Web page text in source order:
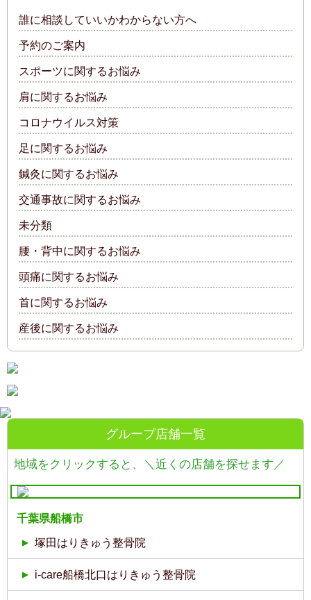
誰に相談していいかわからない方へ
予約のご案内
スポーツに関するお悩み
肩に関するお悩み
コロナウイルス対策
足に関するお悩み
鍼灸に関するお悩み
交通事故に関するお悩み
未分類
腰・背中に関するお悩み
頭痛に関するお悩み
首に関するお悩み
産後に関するお悩み
グループ店舗一覧
地域をクリックすると、 ＼近くの店舗を探せます／
千葉県船橋市
塚田はりきゅう整骨院
i-care船橋北口はりきゅう整骨院